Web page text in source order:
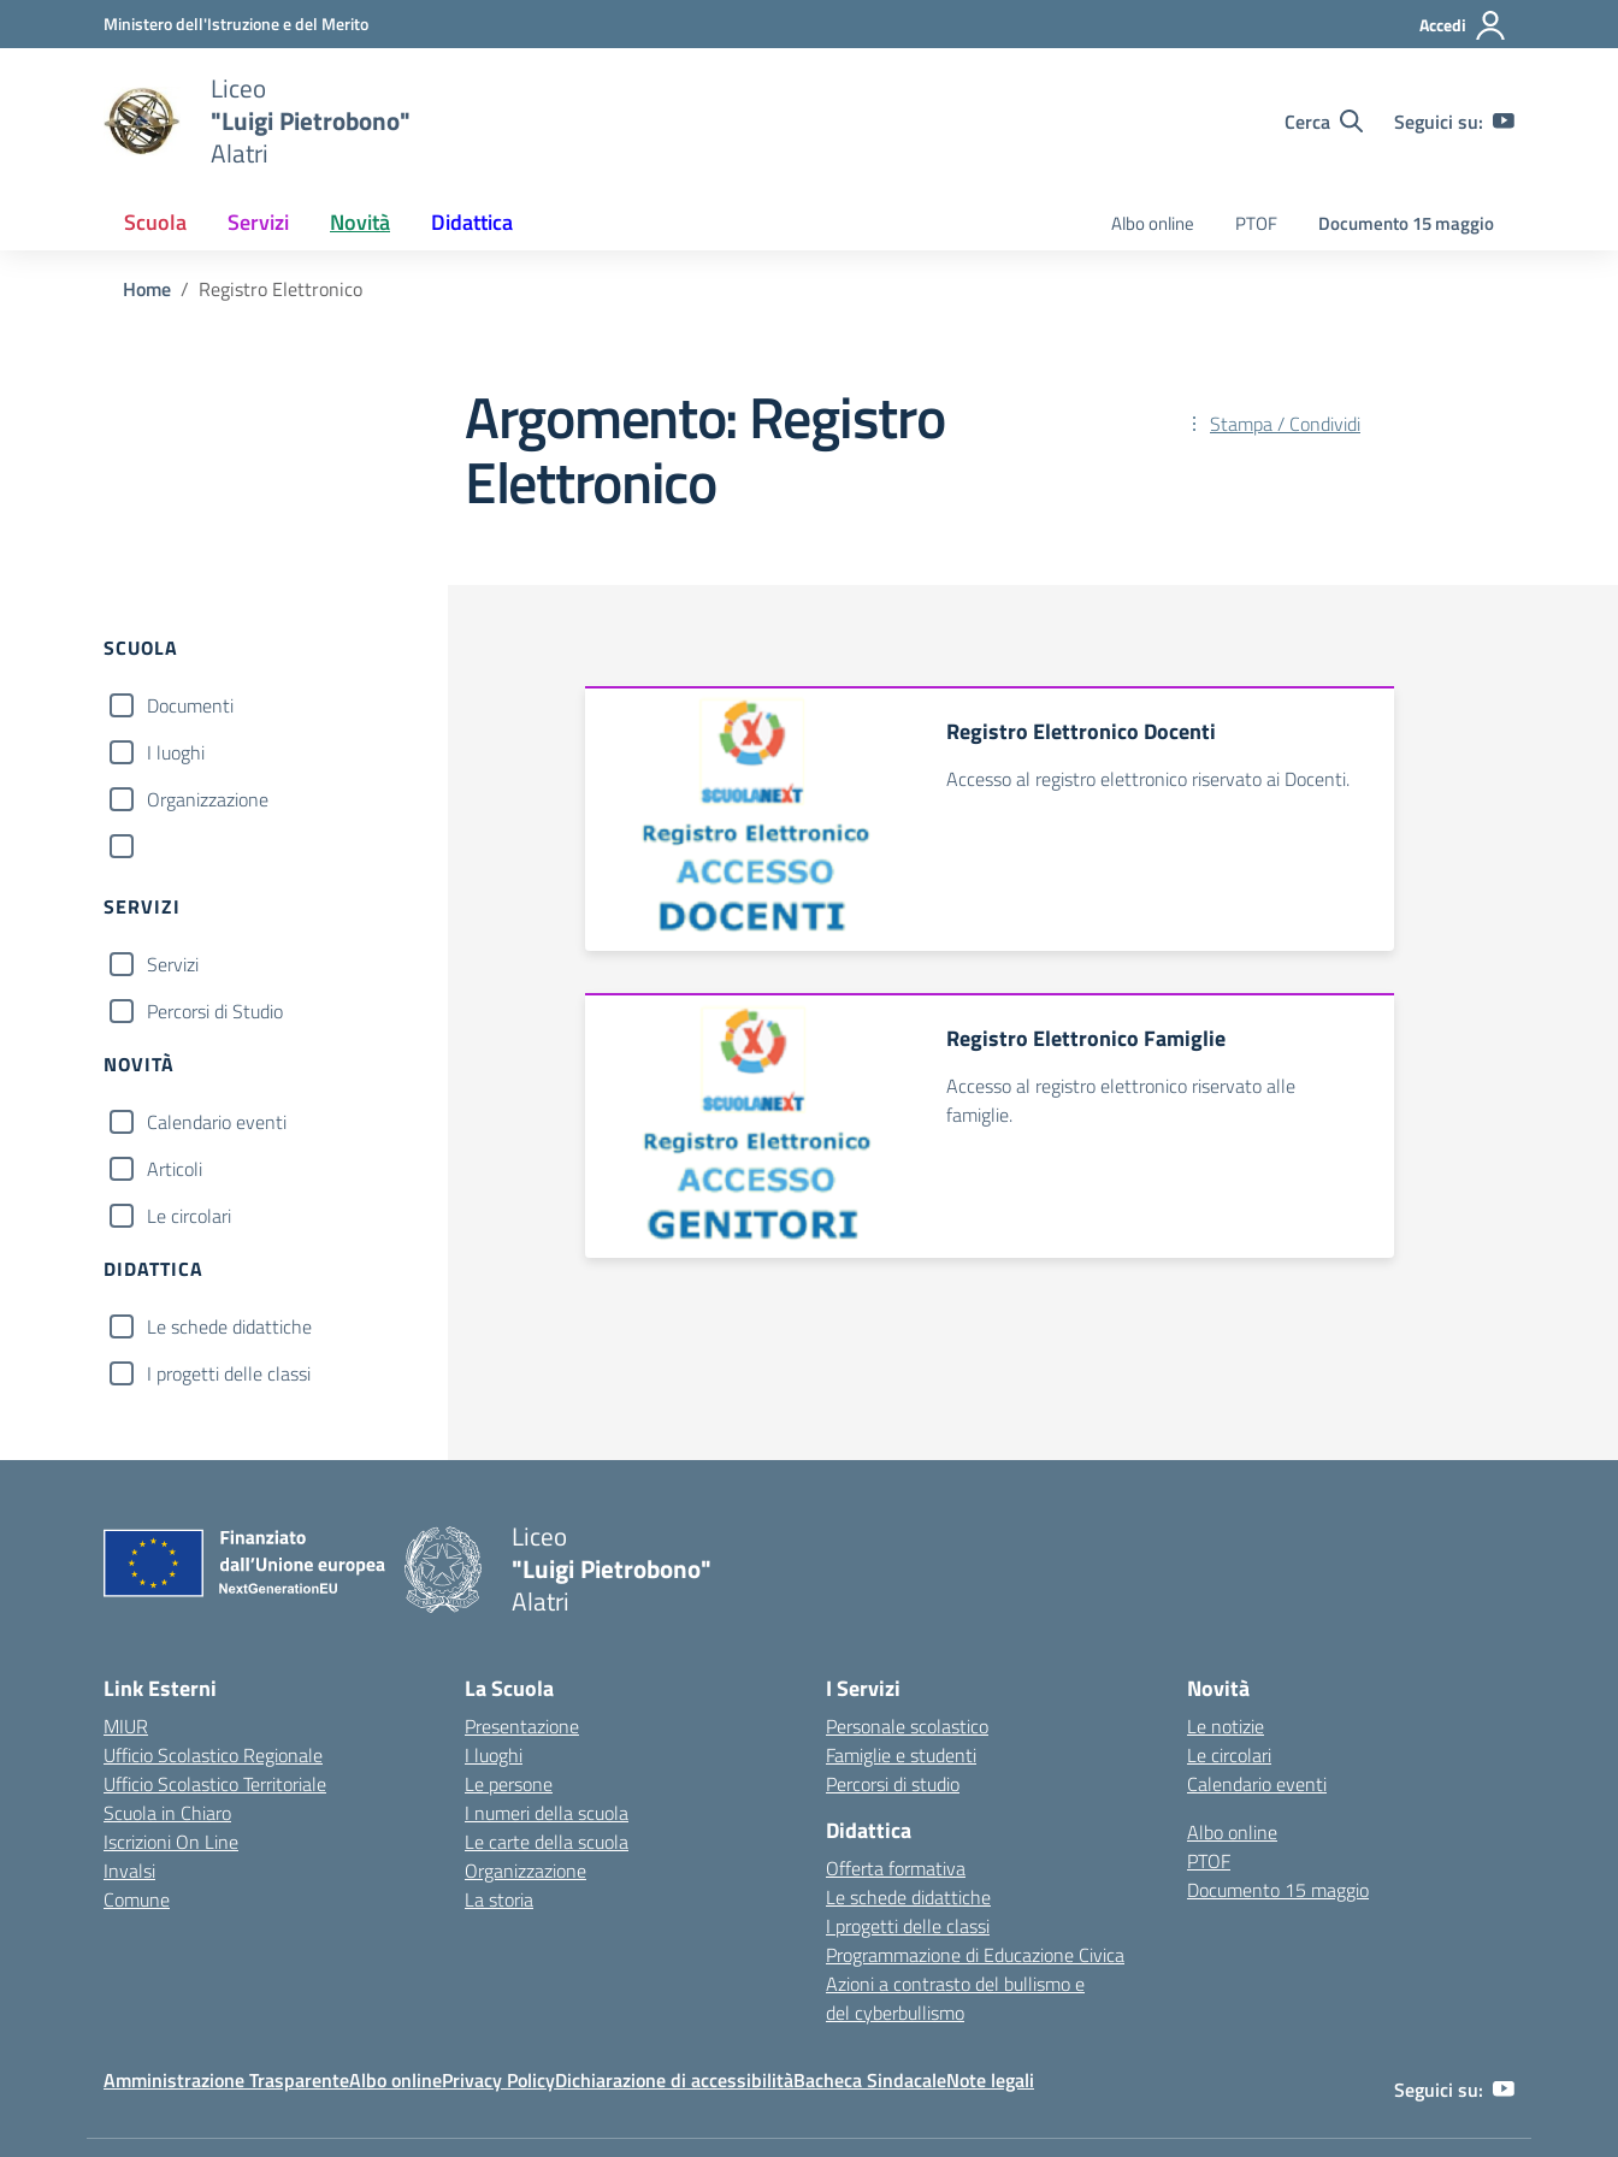
Vai ai contenuti
Vai al menu di navigazioneMinistero dell'Istruzione e del Merito Accedi
Liceo
"Luigi Pietrobono"
Alatri
Cerca Seguici su:
Scuola Servizi Novità Didattica Albo online PTOF Documento 15 maggio
Home Registro Elettronico
Argomento: Registro
Elettronico
Stampa / Condividi
SCUOLA
Documenti
I luoghi
Organizzazione
SERVIZI
Servizi
Percorsi di Studio
NOVITÀ
Calendario eventi
Articoli
Le circolari
DIDATTICA
Le schede didattiche
I progetti delle classi
Registro Elettronico Docenti
Accesso al registro elettronico riservato ai Docenti.
Registro Elettronico Famiglie
Accesso al registro elettronico riservato alle
famiglie.
Liceo
"Luigi Pietrobono"
Alatri
Link Esterni
MIUR
Ufficio Scolastico Regionale
Ufficio Scolastico Territoriale
Scuola in Chiaro
Iscrizioni On Line
Invalsi
Comune
La Scuola
Presentazione
I luoghi
Le persone
I numeri della scuola
Le carte della scuola
Organizzazione
La storia
I Servizi
Personale scolastico
Famiglie e studenti
Percorsi di studio
Didattica
Offerta formativa
Le schede didattiche
I progetti delle classi
Programmazione di Educazione Civica
Azioni a contrasto del bullismo e
del cyberbullismo
Novità
Le notizie
Le circolari
Calendario eventi
Albo online
PTOF
Documento 15 maggio
Amministrazione TrasparenteAlbo onlinePrivacy PolicyDichiarazione di accessibilitàBacheca SindacaleNote legali Seguici su: